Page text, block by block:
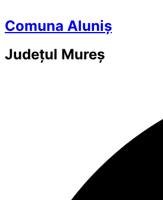
Comuna Aluniș
Județul Mureș